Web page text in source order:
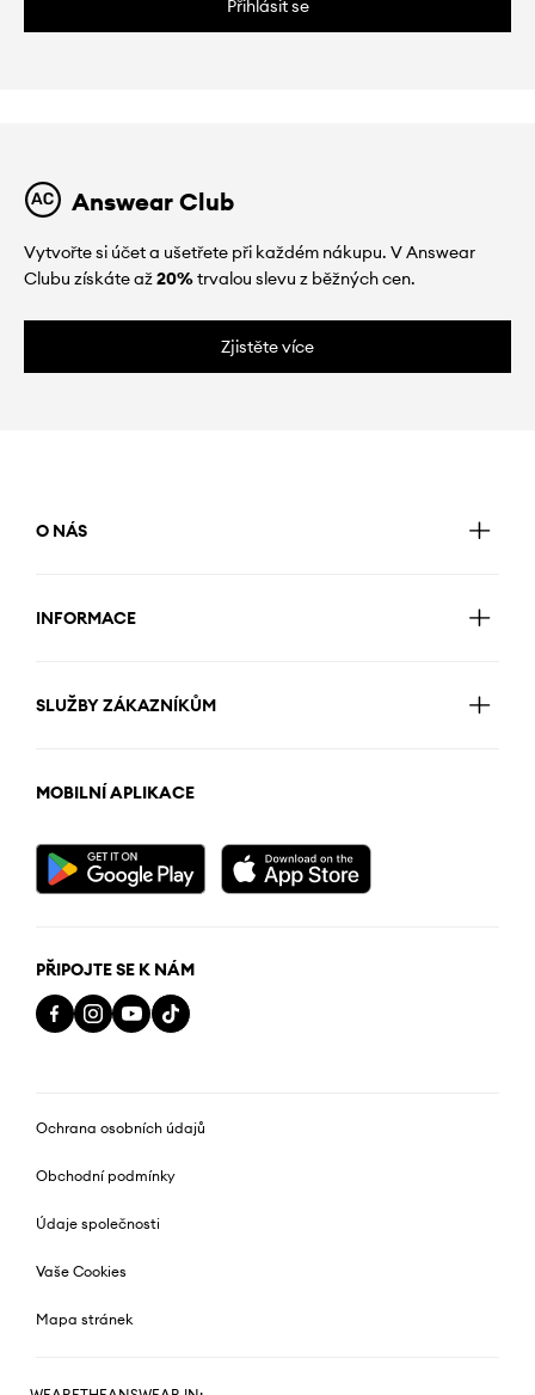
Přihlásit se
Answear Club
Vytvořte si účet a ušetřete při každém nákupu. V Answear
Clubu získáte až20%trvalou slevu z běžných cen.
Zjistěte více
O NÁS
INFORMACE
SLUŽBY ZÁKAZNÍKŮM
MOBILNÍ APLIKACE
PŘIPOJTE SE K NÁM
Ochrana osobních údajů
Obchodní podmínky
Údaje společnosti
Vaše Cookies
Mapa stránek